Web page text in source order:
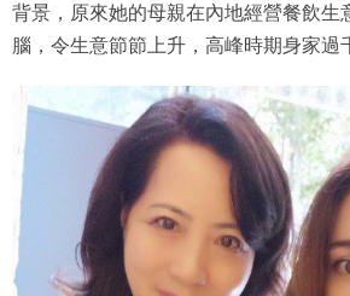
背景，原來她的母親在內地經營餐飲生
腦，令生意節節上升，高峰時期身家過